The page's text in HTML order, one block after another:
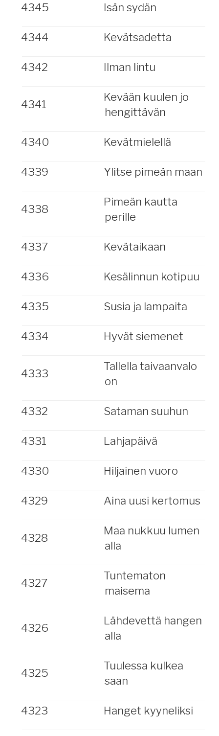
4345 Isän sydän
4344 Kevätsadetta
4342 Ilman lintu
4341
Kevään kuulen jo
hengittävän
4340 Kevätmielellä
4339 Ylitse pimeän maan
4338
Pimeän kautta
perille
4337 Kevätaikaan
4336 Kesälinnun kotipuu
4335 Susia ja lampaita
4334 Hyvät siemenet
4333
Tallella taivaanvalo
on
4332 Sataman suuhun
4331 Lahjapäivä
4330 Hiljainen vuoro
4329 Aina uusi kertomus
4328
Maa nukkuu lumen
alla
4327
Tuntematon
maisema
4326
Lähdevettä hangen
alla
4325
Tuulessa kulkea
saan
4323 Hanget kyyneliksi